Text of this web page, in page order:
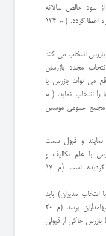
سود خالص سالانه
شركت عنوان پاداش اعضای هیات مدیره اعطا گردد. ( م ١٣٤
انتخاب می كند
مجدد بازرسان
می تواند بازرس یا
را انتخاب نماید. ( م
مجمع عمومی موسس
و قبول سمت
با علم تكالیف و
مسئولیت های خود عهده دار آن گردیده است (م ١٧
انتخاب مدیران) باید
صورتجلسه ای قید و امضای كلیه سهامداران برسد (م ٢٠
حاكی از قبولی